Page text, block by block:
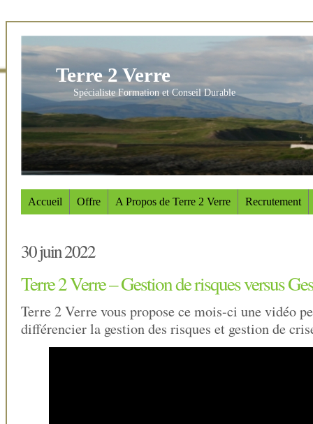
Terre 2 Verre
Spécialiste Formation et Conseil Durable
Accueil Offre A Propos de Terre 2 Verre Recrutement
30 juin 2022
Terre 2 Verre – Gestion de risques versus
Terre 2 Verre vous propose ce mois-ci une vidéo
différencier la gestion des risques et gestion de